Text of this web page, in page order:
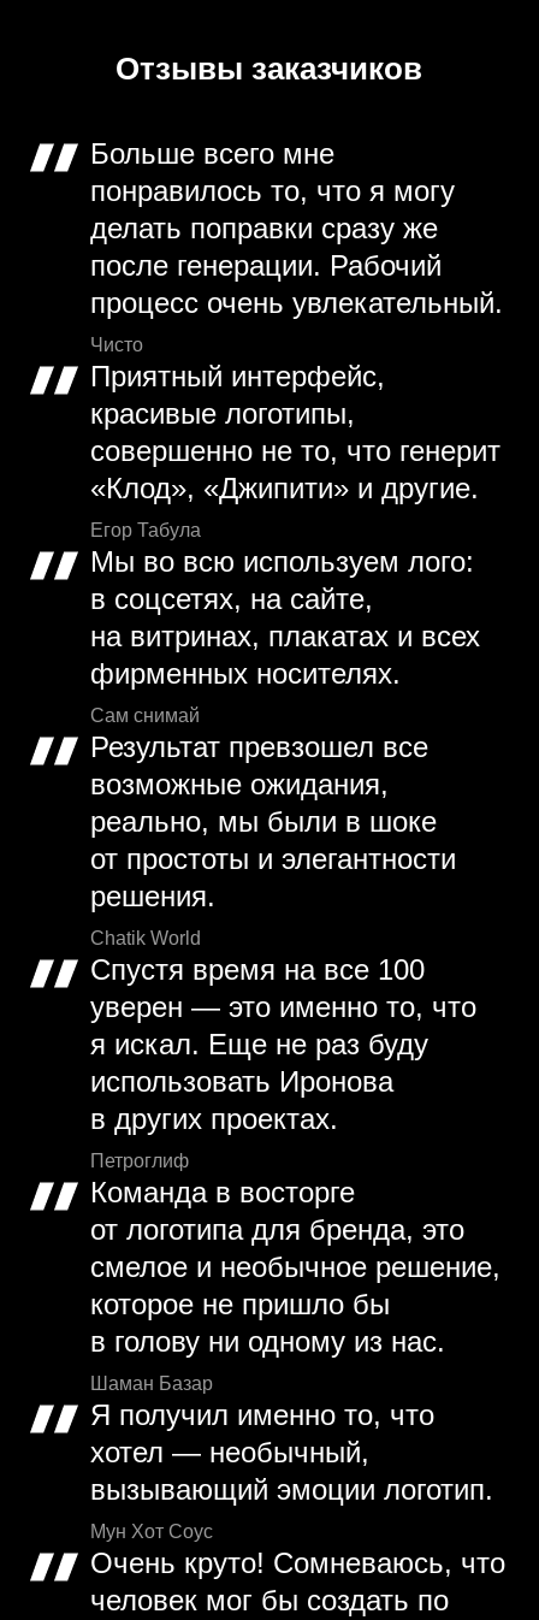
Отзывы заказчиков
Больше всего мне
понравилось то, что я могу
делать поправки сразу же
после генерации. Рабочий
процесс очень увлекательный.
Чисто
Приятный интерфейс,
красивые логотипы,
совершенно не то, что генерит
«Клод», «Джипити» и другие.
Егор Табула
Мы во всю используем лого:
в соцсетях, на сайте,
на витринах, плакатах и всех
фирменных носителях.
Сам снимай
Результат превзошел все
возможные ожидания,
реально, мы были в шоке
от простоты и элегантности
решения.
Chatik World
Спустя время на все 100
уверен — это именно то, что
я искал. Еще не раз буду
использовать Иронова
в других проектах.
Петроглиф
Команда в восторге
от логотипа для бренда, это
смелое и необычное решение,
которое не пришло бы
в голову ни одному из нас.
Шаман Базар
Я получил именно то, что
хотел — необычный,
вызывающий эмоции логотип.
Мун Хот Соус
Очень круто! Сомневаюсь, что
человек мог бы создать по